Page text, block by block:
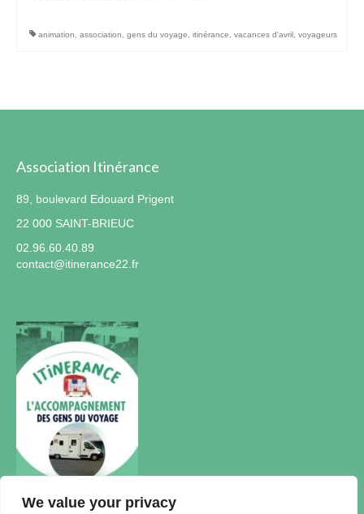
We value your privacy
animation association gens du voyage itinérance vacances d'avril voyageurs
Association Itinérance
89, boulevard Edouard Prigent
22 000 SAINT-BRIEUC
02.96.60.40.89
contact@itinerance22.fr